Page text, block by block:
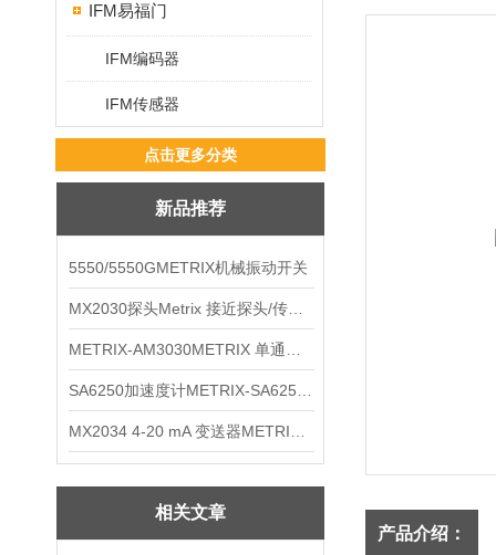
IFM易福门
IFM编码器
IFM传感器
点击更多分类
新品推荐
5550/5550GMETRIX机械振动开关
相关文章
产品介绍：